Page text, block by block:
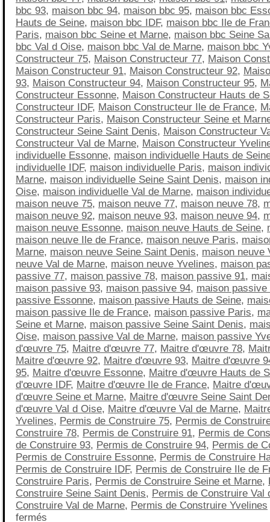
bbc 93, maison bbc 94, maison bbc 95, maison bbc
Hauts de Seine, maison bbc IDF, maison bbc Ile de
Paris, maison bbc Seine et Marne, maison bbc Seine
bbc Val d Oise, maison bbc Val de Marne, maison bbc
Constructeur 75, Maison Constructeur 77, Maison
Maison Constructeur 91, Maison Constructeur 92,
93, Maison Constructeur 94, Maison Constructeur 95,
Constructeur Essonne, Maison Constructeur Hauts de
Constructeur IDF, Maison Constructeur Ile de France,
Constructeur Paris, Maison Constructeur Seine et
Constructeur Seine Saint Denis, Maison Constructeur
Constructeur Val de Marne, Maison Constructeur
individuelle Essonne, maison individuelle Hauts de
individuelle IDF, maison individuelle Paris, maison
Marne, maison individuelle Seine Saint Denis, maison
Oise, maison individuelle Val de Marne, maison
maison neuve 75, maison neuve 77, maison neuve 78,
maison neuve 92, maison neuve 93, maison neuve 94,
maison neuve Essonne, maison neuve Hauts de Seine,
maison neuve Ile de France, maison neuve Paris,
Marne, maison neuve Seine Saint Denis, maison neuve
neuve Val de Marne, maison neuve Yvelines, maison
passive 77, maison passive 78, maison passive 91,
maison passive 93, maison passive 94, maison passive
passive Essonne, maison passive Hauts de Seine,
maison passive Ile de France, maison passive Paris,
Seine et Marne, maison passive Seine Saint Denis,
Oise, maison passive Val de Marne, maison passive
d'œuvre 75, Maitre d'œuvre 77, Maitre d'œuvre 78,
Maitre d'œuvre 92, Maitre d'œuvre 93, Maitre d'œuvre
95, Maitre d'œuvre Essonne, Maitre d'œuvre Hauts de
d'œuvre IDF, Maitre d'œuvre Ile de France, Maitre
d'œuvre Seine et Marne, Maitre d'œuvre Seine Saint
d'œuvre Val d Oise, Maitre d'œuvre Val de Marne,
Yvelines, Permis de Construire 75, Permis de
Construire 78, Permis de Construire 91, Permis de
de Construire 93, Permis de Construire 94, Permis de
Permis de Construire Essonne, Permis de Construire
Permis de Construire IDF, Permis de Construire Ile de
Construire Paris, Permis de Construire Seine et Marne,
Construire Seine Saint Denis, Permis de Construire Val
Construire Val de Marne, Permis de Construire Yvelines
fermés